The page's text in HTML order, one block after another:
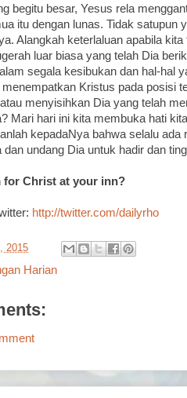
begitu besar, Yesus rela
itu dengan lunas. Tidak satupun
Alangkah keterlaluan apabila
luar biasa yang telah Dia
segala kesibukan dan hal-hal
Kristus pada posisi
menyisihkan Dia yang telah
Mari hari ini kita membuka hati
kepadaNya bahwa selalu ada
dan undang Dia untuk hadir dan
for Christ at your inn?
http://twitter.com/dailyrho
2015
Harian